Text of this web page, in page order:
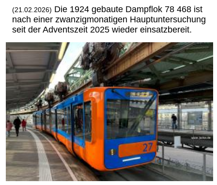
(21.02.2026) Die 1924 gebaute Dampflok 78 468 ist
nach einer zwanzigmonatigen Hauptuntersuchung
seit der Adventszeit 2025 wieder einsatzbereit.